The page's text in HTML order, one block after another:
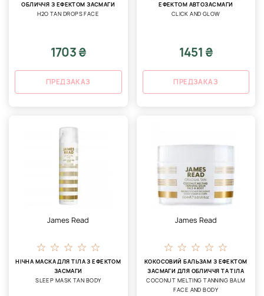
ОБЛИЧЧЯ З ЕФЕКТОМ ЗАСМАГИ
H2O TAN DROPS FACE
1703 ₴
ПРЕДЗАКАЗ
ЕФЕКТОМ АВТОЗАСМАГИ
CLICK AND GLOW
1451 ₴
ПРЕДЗАКАЗ
James Read
НІЧНА МАСКА ДЛЯ ТІЛА З ЕФЕКТОМ
ЗАСМАГИ
SLEEP MASK TAN BODY
James Read
КОКОСОВИЙ БАЛЬЗАМ З ЕФЕКТОМ
ЗАСМАГИ ДЛЯ ОБЛИЧЧЯ ТА ТІЛА
COCONUT MELTING TANNING BALM
FACE AND BODY